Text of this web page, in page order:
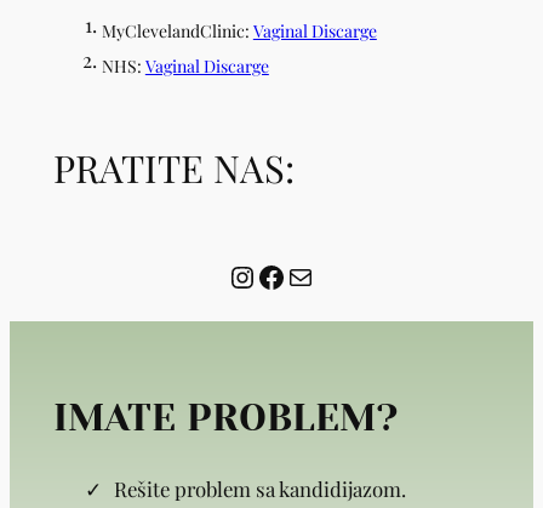
MyClevelandClinic: Vaginal Discarge
NHS: Vaginal Discarge
PRATITE NAS:
InstagramFacebook Mail
IMATE PROBLEM?
Rešite problem sa kandidijazom.